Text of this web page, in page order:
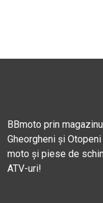
BBmoto prin
Gheorgheni și
moto și piese de
ATV-uri!